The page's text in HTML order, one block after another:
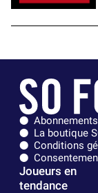
Abonnements
La boutique
Conditions
Joueurs en
tendance